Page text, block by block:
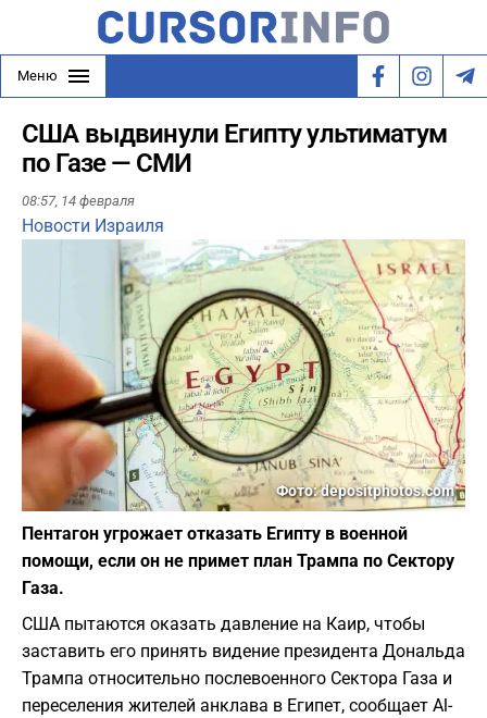
Меню
США выдвинули Египту ультиматум
по Газе — СМИ
08:57, 14 февраля
Новости Израиля
Фото: depositphotos.com
Пентагон угрожает отказать Египту в военной
помощи, если он не примет план Трампа по Сектору
Газа.
США пытаются оказать давление на Каир, чтобы
заставить его принять видение президента Дональда
Трампа относительно послевоенного Сектора Газа и
переселения жителей анклава в Египет, сообщает Al-